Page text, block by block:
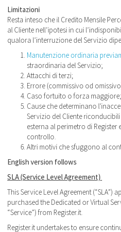
Limitazioni
Resta inteso che il Credito Mensile
al Cliente nell’ipotesi in cui
qualora l’interruzione del Servizio
Manutenzione ordinaria
straordinaria del Servizio;
Attacchi di terzi;
Errore (commissivo od
Caso fortuito o forza maggiore;
Cause che determinano
Servizio del Cliente
esterna al perimetro di
controllo.
Altri motivi che sfuggono al
English version follows
SLA (Service Level Agreement)
This Service Level Agreement (“SLA”)
purchased the Dedicated or Virtual
“Service”) from Register.it.
Register.it undertakes to ensure